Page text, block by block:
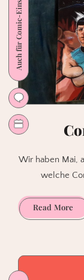
Im
Auch für Comic-Einsteiger
Wir haben Mai,
welche
Read More
im